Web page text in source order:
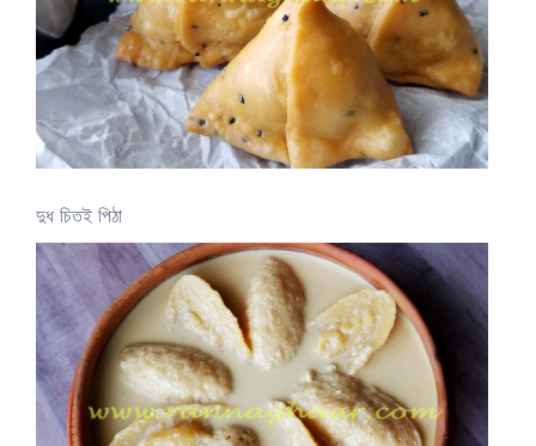
দুধ চিতই পিঠা